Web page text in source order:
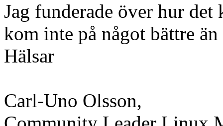
Jag funderade över hur det
kom inte på något bättre
Hälsar
Carl-Uno Olsson,